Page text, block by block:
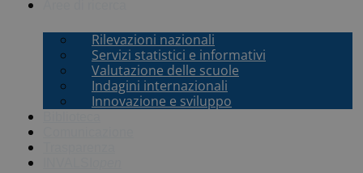
Rilevazioni nazionali
Servizi statistici e informativi
Valutazione delle scuole
Indagini internazionali
Innovazione e sviluppo